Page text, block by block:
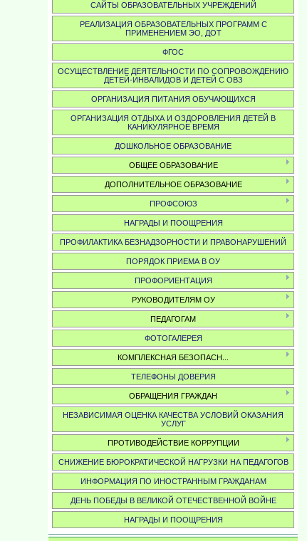
САЙТЫ ОБРАЗОВАТЕЛЬНЫХ УЧРЕЖДЕНИЙ
РЕАЛИЗАЦИЯ ОБРАЗОВАТЕЛЬНЫХ ПРОГРАММ С
ПРИМЕНЕНИЕМ ЭО, ДОТ
ФГОС
ОСУЩЕСТВЛЕНИЕ ДЕЯТЕЛЬНОСТИ ПО СОПРОВОЖДЕНИЮ
ДЕТЕЙ-ИНВАЛИДОВ И ДЕТЕЙ С ОВЗ
ОРГАНИЗАЦИЯ ПИТАНИЯ ОБУЧАЮЩИХСЯ
ОРГАНИЗАЦИЯ ОТДЫХА И ОЗДОРОВЛЕНИЯ ДЕТЕЙ В
КАНИКУЛЯРНОЕ ВРЕМЯ
ДОШКОЛЬНОЕ ОБРАЗОВАНИЕ
ОБЩЕЕ ОБРАЗОВАНИЕ
ДОПОЛНИТЕЛЬНОЕ ОБРАЗОВАНИЕ
ПРОФСОЮЗ
НАГРАДЫ И ПООЩРЕНИЯ
ПРОФИЛАКТИКА БЕЗНАДЗОРНОСТИ И ПРАВОНАРУШЕНИЙ
ПОРЯДОК ПРИЕМА В ОУ
ПРОФОРИЕНТАЦИЯ
РУКОВОДИТЕЛЯМ ОУ
ПЕДАГОГАМ
ФОТОГАЛЕРЕЯ
КОМПЛЕКСНАЯ БЕЗОПАСН...
ТЕЛЕФОНЫ ДОВЕРИЯ
ОБРАЩЕНИЯ ГРАЖДАН
НЕЗАВИСИМАЯ ОЦЕНКА КАЧЕСТВА УСЛОВИЙ ОКАЗАНИЯ
УСЛУГ
ПРОТИВОДЕЙСТВИЕ КОРРУПЦИИ
СНИЖЕНИЕ БЮРОКРАТИЧЕСКОЙ НАГРУЗКИ НА ПЕДАГОГОВ
ИНФОРМАЦИЯ ПО ИНОСТРАННЫМ ГРАЖДАНАМ
ДЕНЬ ПОБЕДЫ В ВЕЛИКОЙ ОТЕЧЕСТВЕННОЙ ВОЙНЕ
НАГРАДЫ И ПООЩРЕНИЯ